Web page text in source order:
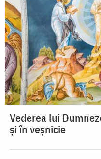
Vederea lui
și în veșnicie